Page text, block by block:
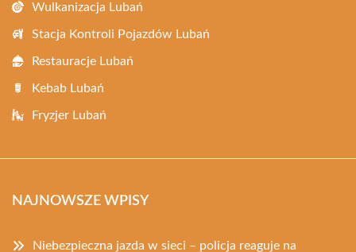
Wulkanizacja Lubań
Stacja Kontroli Pojazdów Lubań
Restauracje Lubań
Kebab Lubań
Fryzjer Lubań
NAJNOWSZE WPISY
Niebezpieczna jazda w sieci – policja reaguje na